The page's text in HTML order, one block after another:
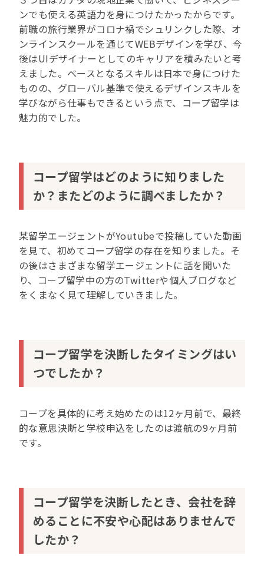
ンでも使える英語力を身につけたかったからです。
前職の旅行業界がコロナ禍でシュリンクした際、オ
ンラインスクールを通じてWEBデザインを学び、今
後はUIデザイナーとしてのキャリアを積みたいと考
えました。ベースとなるスキルは日本で身につけた
ものの、グローバル基準で使えるデザインスキルを
学びながら仕事もできるという点で、コープ留学は
魅力的でした。
コープ留学はどのように知りました
か？またどのように調べましたか？
某留学エージェントがYoutubeで投稿していた動画
を見て、初めてコープ留学の存在を知りました。そ
の後はさまざまな留学エージェントに話を聞いた
り、コープ留学中の方のTwitterや個人ブログなど
をくまなく見て理解していきました。
コープ留学を決断したタイミングはい
つでしたか？
コープを具体的に考え始めたのは12ヶ月前で、最終
的な意思決断と学校申込をしたのは渡航の9ヶ月前
です。
コープ留学を決断したとき、会社を辞
めることに不安や心配はありませんで
したか？